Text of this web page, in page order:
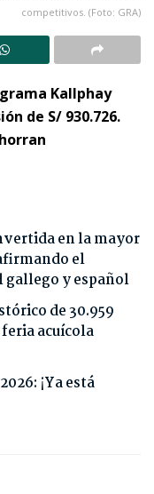
competitivos. (Foto: GRA)
Kallphay
de S/ 930.726.
en la mayor
el
y español
de 30.959
acuícola
¡Ya está